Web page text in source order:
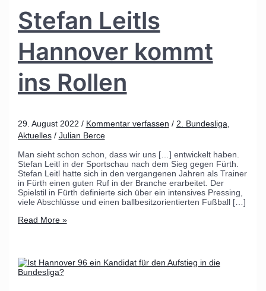
Stefan Leitls
Hannover kommt
ins Rollen
29. August 2022 / Kommentar verfassen / 2. Bundesliga
Aktuelles/ Julian Berce
Man sieht schon schon, dass wir uns […] entwickelt haben.
Stefan Leitl in der Sportschau nach dem Sieg gegen Fürth.
Stefan Leitl hatte sich in den vergangenen Jahren als Trainer
in Fürth einen guten Ruf in der Branche erarbeitet. Der
Spielstil in Fürth definierte sich über ein intensives Pressing,
viele Abschlüsse und einen ballbesitzorientierten Fußball […]
Read More »